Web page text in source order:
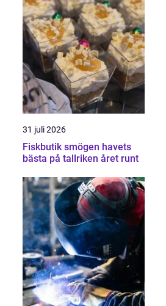
31 juli 2026
Fiskbutik smögen havets
bästa på tallriken året runt